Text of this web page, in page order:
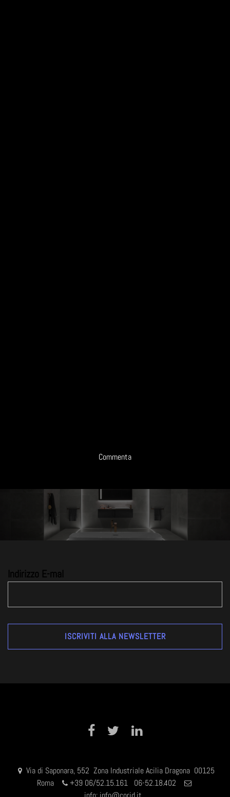
Commenta
Indirizzo E-mal
Facebook Twitter
Via di Saponara, 552 Zona Industriale Acilia Dragona 00125
Roma
+39 06/52.15.161 06-52.18.402